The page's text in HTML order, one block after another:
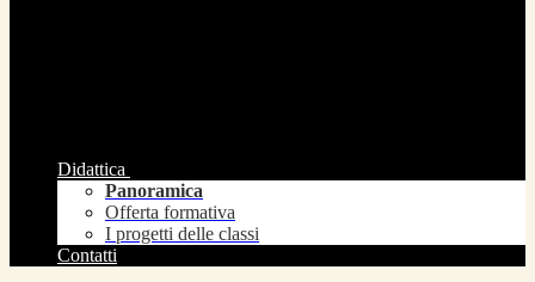
Didattica
Panoramica
Offerta formativa
I progetti delle classi
Contatti